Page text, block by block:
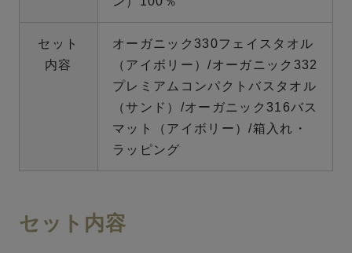
セット
内容
オーガニック330フェイスタオル
（アイボリー）/オーガニック332
プレミアムコンパクトバスタオル
（サンド）/オーガニック316バス
マット（アイボリー）/箱入れ・
ラッピング
セット内容